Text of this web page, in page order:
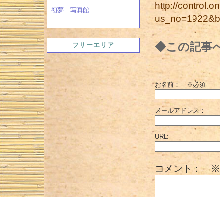
初夢 写真館
フリーエリア
http://
◆この記事
お名前： ※必須
メールアドレス：
URL:
コメント： ※